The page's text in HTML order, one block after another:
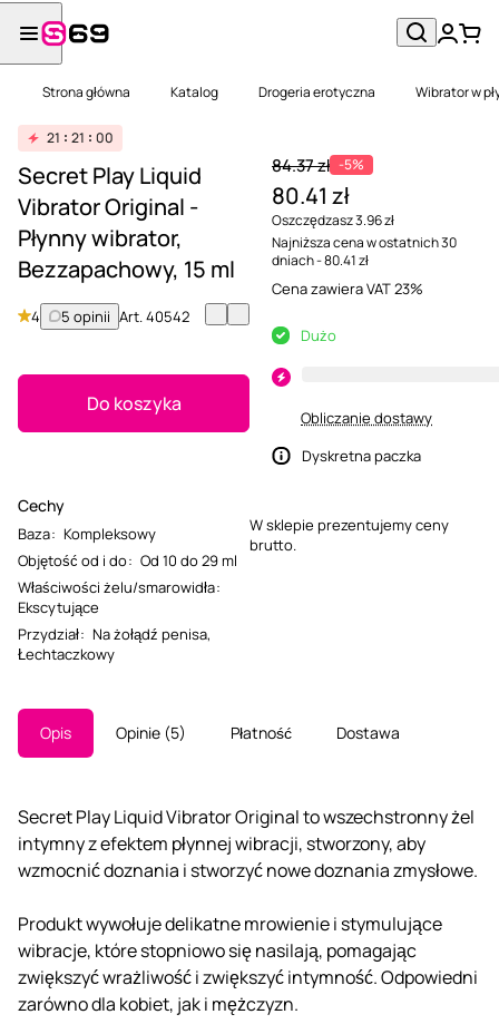
Strona główna Katalog Drogeria erotyczna Wibrator w
21 21 00
Secret Play Liquid
Vibrator Original -
Płynny wibrator,
Bezzapachowy, 15 ml
4 5 opinii Art.40542
Do koszyka
Cechy
Baza: Kompleksowy
Objętość od i do: Od 10 do 29 ml
Właściwości żelu/smarowidła:
Ekscytujące
Przydział: Na żołądź penisa,
Łechtaczkowy
84.37 zł -5%
80.41 zł
Oszczędzasz 3.96 zł
Najniższa cena w ostatnich 30
dniach - 80.41 zł
Cena zawiera VAT 23%
Dużo
Obliczanie dostawy
Dyskretna paczka
W sklepie prezentujemy ceny
brutto.
Opis Opinie 5 Płatność Dostawa
Secret Play Liquid Vibrator Original to wszechstronny żel
intymny z efektem płynnej wibracji, stworzony, aby
wzmocnić doznania i stworzyć nowe doznania zmysłowe.
Produkt wywołuje delikatne mrowienie i stymulujące
wibracje, które stopniowo się nasilają, pomagając
zwiększyć wrażliwość i zwiększyć intymność. Odpowiedni
zarówno dla kobiet, jak i mężczyzn.